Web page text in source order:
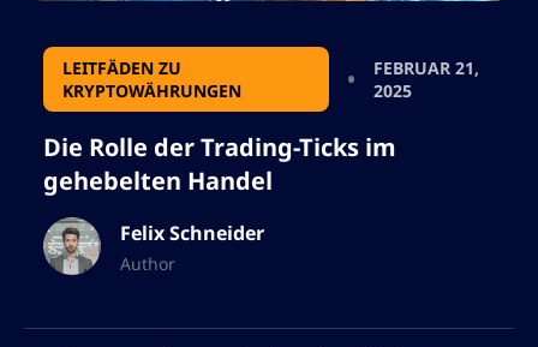
LEITFÄDEN ZU
KRYPTOWÄHRUNGEN
FEBRUAR 21,
2025
Die Rolle der Trading-Ticks im
gehebelten Handel
Felix Schneider
Author